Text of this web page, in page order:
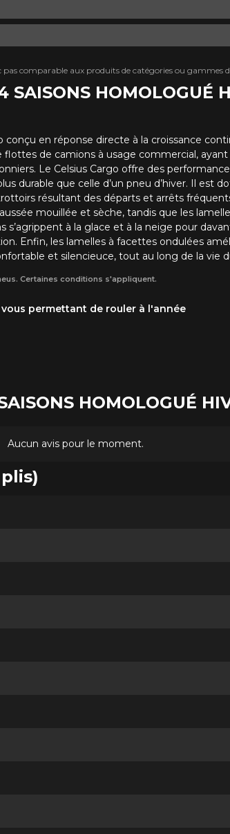
HOMOLOGUÉ
conçu en réponse directe à la croissance
de camions à usage commercial,
Le Celsius Cargo offre des
durable que celle d’un pneu d’hiver. Il est
résultant des départs et arrêts
mouillée et sèche, tandis que les
à la glace et à la neige pour
Enfin, les lamelles à facettes ondulées
et silencieuce, tout au long de la vie
comparable aux produits de catégories ou gammes
permettant de rouler à l'année
Certaines conditions s'appliquent.
HOMOLOGUÉ
Aucun avis pour le moment.
plis)